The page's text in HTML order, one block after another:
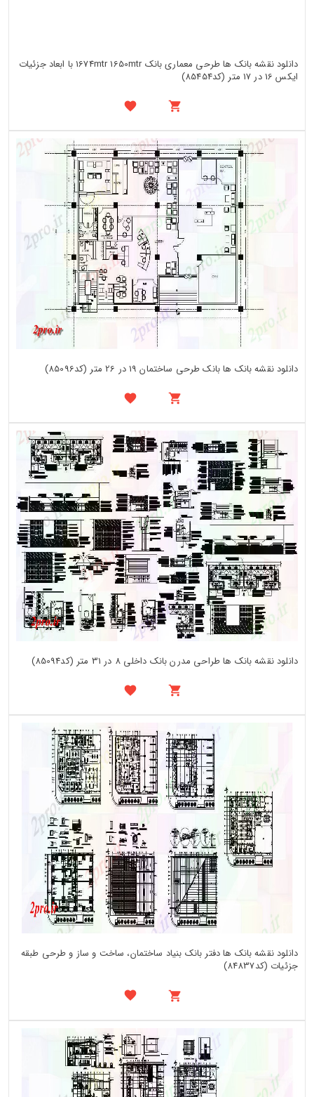
دانلود نقشه بانک ها طرحی معماری بانک 1674mtr 1650mtr با ابعاد جزئیات
ایکس 16 در 17 متر (کد85454)
دانلود نقشه بانک ها بانک طرحی ساختمان 19 در 26 متر (کد85096)
دانلود نقشه بانک ها طراحی مدرن بانک داخلی 8 در 31 متر (کد85094)
دانلود نقشه بانک ها دفتر بانک بنیاد ساختمان، ساخت و ساز و طرحی طبقه
جزئیات (کد84837)